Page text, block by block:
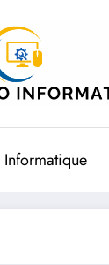
Informatique